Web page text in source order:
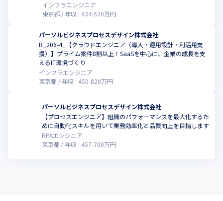
インフラエンジニア
東京都
年収 : 434-520万円
パーソルビジネスプロセスデザイン株式会社
B_206-4_【クラウドエンジニア（導入・運用設計・利活用支
援）】プライム案件8割以上！SaaSを中心に、企業の成長を支
えるIT環境づくり
インフラエンジニア
東京都
年収 : 450-820万円
パーソルビジネスプロセスデザイン株式会社
【プロセスエンジニア】組織のパフォーマンスを最大化するた
めに自動化スキルを用いて業務効率化と品質向上を目指します
RPAエンジニア
東京都
年収 : 457-700万円